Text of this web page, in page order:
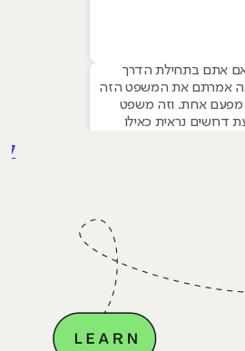
אם אתם בתחילת הדרך
אמרתם את המשפט הזה
מפעם אחת. וזה משפט
דרושים נראית כאילו
אמיתי, כבר צבר ביטחון.